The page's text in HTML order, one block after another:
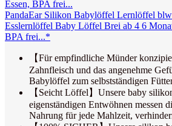
PandaEar Silikon Babylöffel Lernlöffel
Esslernlöffel Baby Löffel Brei ab 4 6
BPA frei...*
【Für empfindliche Münder
Zahnfleisch und das angenehme
Babylöffel zum selbstständigen
【Seicht Löffel】Unsere baby
eigenständigen Entwöhnen messen
Nahrung für jede Mahlzeit,